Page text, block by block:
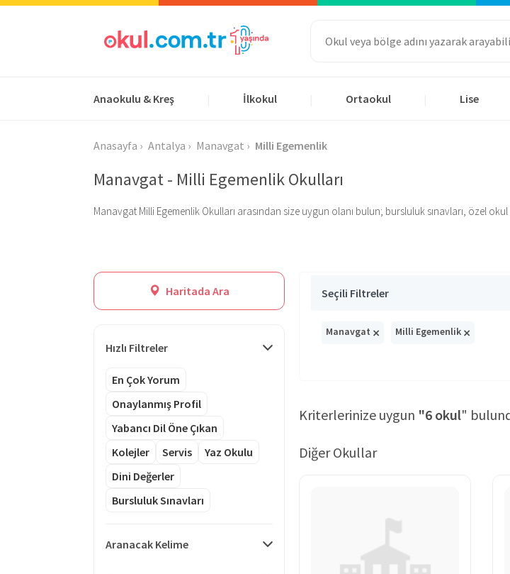
Anaokulu & Kreş İlkokul Ortaokul Lise
Anasayfa Antalya Manavgat Milli Egemenlik
Manavgat - Milli Egemenlik Okulları
Manavgat Milli Egemenlik Okulları arasından size uygun olanı bulun; bursluluk sınavları, özel
Haritada Ara
Hızlı Filtreler
En Çok Yorum
Onaylanmış Profil
Yabancı Dil Öne Çıkan
Kolejler
Servis
Yaz Okulu
Dini Değerler
Bursluluk Sınavları
Aranacak Kelime
Seçili Filtreler
Manavgat × Milli Egemenlik ×
Kriterlerinize uygun "6 okul"
Diğer Okullar